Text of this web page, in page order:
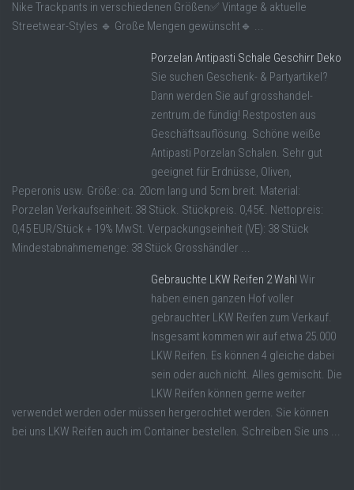
Nike Trackpants in verschiedenen Größen✅ Vintage & aktuelle
Streetwear-Styles 🔹 Große Mengen gewünscht🔹 ...
Porzelan Antipasti Schale Geschirr Deko
Sie suchen Geschenk- & Partyartikel?
Dann werden Sie auf grosshandel-
zentrum.de fündig! Restposten aus
Geschäftsauflösung. Schöne weiße
Antipasti Porzelan Schalen. Sehr gut
geeignet für Erdnüsse, Oliven,
Peperonis usw. Größe: ca. 20cm lang und 5cm breit. Material:
Porzelan Verkaufseinheit: 38 Stück. Stückpreis. 0,45€. Nettopreis:
0,45 EUR/Stück + 19% MwSt. Verpackungseinheit (VE): 38 Stück
Mindestabnahmemenge: 38 Stück Grosshändler ...
Gebrauchte LKW Reifen 2 Wahl Wir
haben einen ganzen Hof voller
gebrauchter LKW Reifen zum Verkauf.
Insgesamt kommen wir auf etwa 25.000
LKW Reifen. Es können 4 gleiche dabei
sein oder auch nicht. Alles gemischt. Die
LKW Reifen können gerne weiter
verwendet werden oder müssen hergerochtet werden. Sie können
bei uns LKW Reifen auch im Container bestellen. Schreiben Sie uns ...